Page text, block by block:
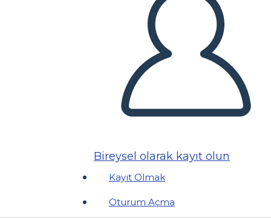
Bireysel olarak kayıt olun
Kayıt Olmak
Oturum Açma